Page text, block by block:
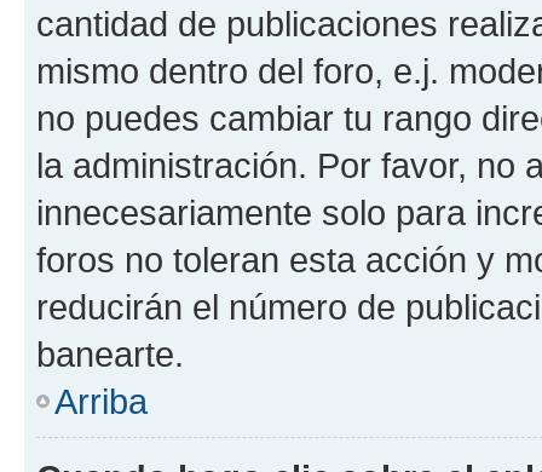
cantidad de publicaciones
mismo dentro del foro, e.j.
no puedes cambiar tu rango
la administración. Por favor, no
innecesariamente solo para
foros no toleran esta acción y
reducirán el número de
banearte.
Arriba